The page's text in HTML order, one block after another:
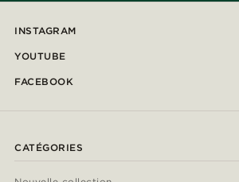
INSTAGRAM
YOUTUBE
FACEBOOK
CATÉGORIES